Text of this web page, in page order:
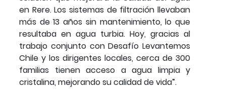
en Rere. Los sistemas de filtración llevaban
más de 13 años sin mantenimiento, lo que
resultaba en agua turbia. Hoy, gracias al
trabajo conjunto con Desafío Levantemos
Chile y los dirigentes locales, cerca de 300
familias tienen acceso a agua limpia y
cristalina, mejorando su calidad de vida”.